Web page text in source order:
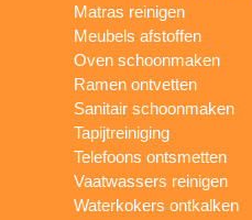
Matras reinigen
Meubels afstoffen
Oven schoonmaken
Ramen ontvetten
Sanitair schoonmaken
Tapijtreiniging
Telefoons ontsmetten
Vaatwassers reinigen
Waterkokers ontkalken